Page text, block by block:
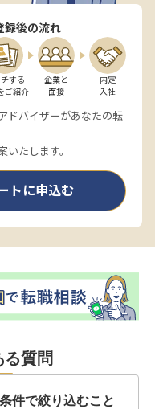
録後の流れ
する
ご紹介
企業と
面接
内定
入社
ドバイザーがあなたの転
いたします。
トに申込む
る質問
件で絞り込むこと